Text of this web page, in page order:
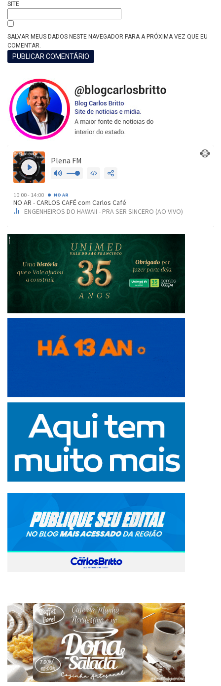
SITE
SALVAR MEUS DADOS NESTE NAVEGADOR PARA A PRÓXIMA VEZ QUE EU
COMENTAR.